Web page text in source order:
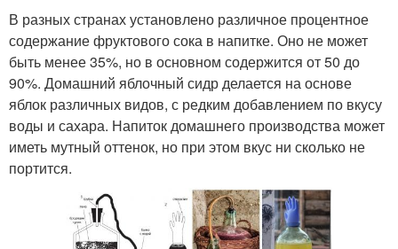
В разных странах установлено различное процентное
содержание фруктового сока в напитке. Оно не может
быть менее 35%, но в основном содержится от 50 до
90%. Домашний яблочный сидр делается на основе
яблок различных видов, с редким добавлением по вкусу
воды и сахара. Напиток домашнего производства может
иметь мутный оттенок, но при этом вкус ни сколько не
портится.